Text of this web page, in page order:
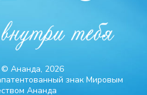
© Ананда, 2026
знак Мировым
Ананда